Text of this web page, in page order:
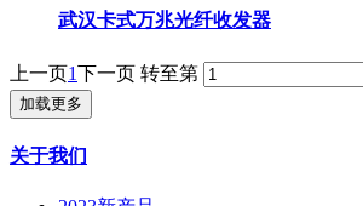
武汉卡式万兆光纤收发器
上一页1下一页 转至第
加载更多
关于我们